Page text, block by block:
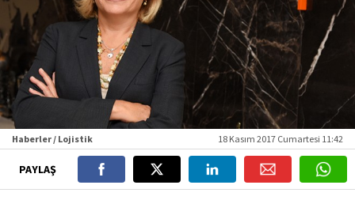
Haberler / Lojistik 18 Kasım 2017 Cumartesi 11:42
PAYLAŞ